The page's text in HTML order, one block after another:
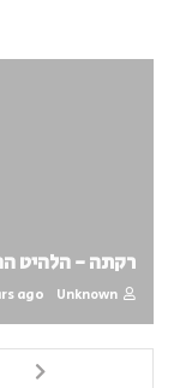
רקתה - הלהיט
Unknown
ago